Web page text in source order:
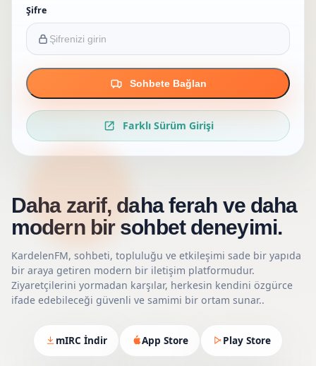
Şifre
Sohbete Bağlan
Farklı Sürüm Girişi
Daha zarif, daha ferah ve daha
modern bir sohbet deneyimi.
KardelenFM, sohbeti, topluluğu ve etkileşimi sade bir yapıda
bir araya getiren modern bir iletişim platformudur.
Ziyaretçilerini yormadan karşılar, herkesin kendini özgürce
ifade edebileceği güvenli ve samimi bir ortam sunar..
mIRC İndir App Store Play Store